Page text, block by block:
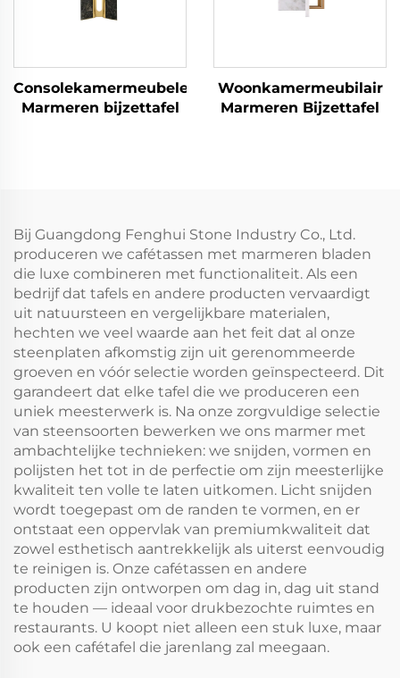
Consolekamermeubelen
Marmeren bijzettafel
Woonkamermeubilair
Marmeren Bijzettafel
Bij Guangdong Fenghui Stone Industry Co., Ltd.
produceren we cafétassen met marmeren bladen
die luxe combineren met functionaliteit. Als een
bedrijf dat tafels en andere producten vervaardigt
uit natuursteen en vergelijkbare materialen,
hechten we veel waarde aan het feit dat al onze
steenplaten afkomstig zijn uit gerenommeerde
groeven en vóór selectie worden geïnspecteerd. Dit
garandeert dat elke tafel die we produceren een
uniek meesterwerk is. Na onze zorgvuldige selectie
van steensoorten bewerken we ons marmer met
ambachtelijke technieken: we snijden, vormen en
polijsten het tot in de perfectie om zijn meesterlijke
kwaliteit ten volle te laten uitkomen. Licht snijden
wordt toegepast om de randen te vormen, en er
ontstaat een oppervlak van premiumkwaliteit dat
zowel esthetisch aantrekkelijk als uiterst eenvoudig
te reinigen is. Onze cafétassen en andere
producten zijn ontworpen om dag in, dag uit stand
te houden — ideaal voor drukbezochte ruimtes en
restaurants. U koopt niet alleen een stuk luxe, maar
ook een cafétafel die jarenlang zal meegaan.